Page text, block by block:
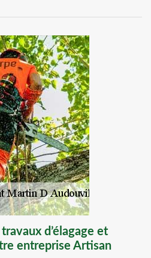
d’élagage et
entreprise Artisan